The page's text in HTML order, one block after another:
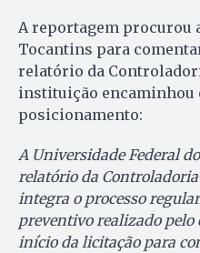
A reportagem procurou
Tocantins para
relatório da
instituição encaminhou
posicionamento:
A Universidade Federal
relatório da
integra o processo
preventivo realizado pelo
início da licitação para